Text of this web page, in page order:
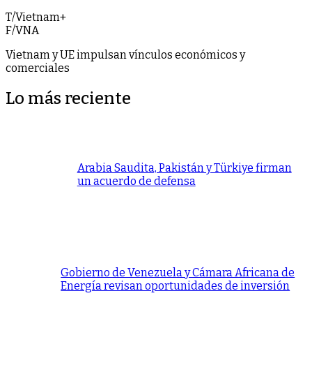
T/Vietnam+
F/VNA
Vietnam y UE impulsan vínculos económicos y
comerciales
Lo más reciente
Arabia Saudita, Pakistán y Türkiye firman
un acuerdo de defensa
Gobierno de Venezuela y Cámara Africana de
Energía revisan oportunidades de inversión